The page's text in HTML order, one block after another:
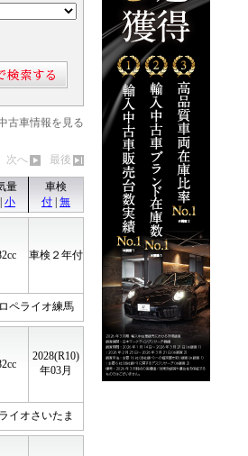
古車情報を見る
次へ
最後
量
小
車検
付 無
車検２年付
ロペライオ練馬
2028(R10)
年03月
イオさいたま